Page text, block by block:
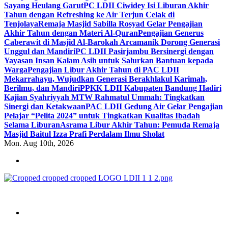
Sayang Heulang GarutPC LDII Ciwidey Isi Liburan Akhir
Tahun dengan Refreshing ke Air Terjun Celak di
TenjolayaRemaja Masjid Sabilla Rosyad Gelar Pengajian
Akhir Tahun dengan Materi Al-QuranPengajian Generus
Caberawit di Masjid Al-Barokah Arcamanik Dorong Generasi
Unggul dan MandiriPC LDII Pasirjambu Bersinergi dengan
Yayasan Insan Kalam Asih untuk Salurkan Bantuan kepada
WargaPengajian Libur Akhir Tahun di PAC LDII
Mekarrahayu, Wujudkan Generasi Berakhlakul Karimah,
Berilmu, dan MandiriPPKK LDII Kabupaten Bandung Hadiri
Kajian Syahriyyah MTW Rahmatul Ummah: Tingkatkan
Sinergi dan KetakwaanPAC LDII Gedung Air Gelar Pengajian
Pelajar “Pelita 2024” untuk Tingkatkan Kualitas Ibadah
Selama LiburanAsrama Libur Akhir Tahun: Pemuda Remaja
Masjid Baitul Izza Prafi Perdalam Ilmu Sholat
Mon. Aug 10th, 2026